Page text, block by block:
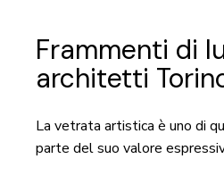
Frammenti di
architetti
La vetrata artistica è uno di
parte del suo valore